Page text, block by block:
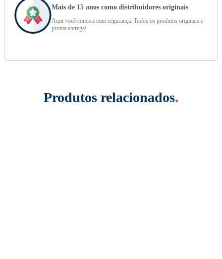
Mais de 15 anos como distribuidores originais
Aqui você compra com segurança. Todos os produtos originais e
pronta entrega!
Produtos relacionados.